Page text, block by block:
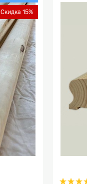
Скидка 15%